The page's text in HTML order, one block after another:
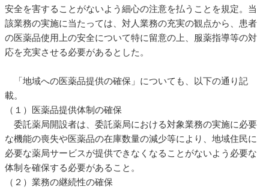
安全を害することがないよう細心の注意を払うことを規定。当
該業務の実施に当たっては、対人業務の充実の観点から、患者
の医薬品使用上の安全について特に留意の上、服薬指導等の対
応を充実させる必要があるとした。
「地域への医薬品提供の確保」についても、以下の通り記
載。
（１）医薬品提供体制の確保
委託薬局開設者は、委託薬局における対象業務の実施に必要
な機能の喪失や医薬品の在庫数量の減少等により、地域住民に
必要な薬局サービスが提供できなくなることがないよう必要な
体制を確保する必要があること。
（２）業務の継続性の確保